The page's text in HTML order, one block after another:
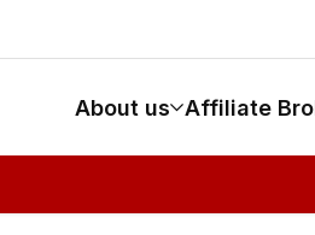
About us Affiliate